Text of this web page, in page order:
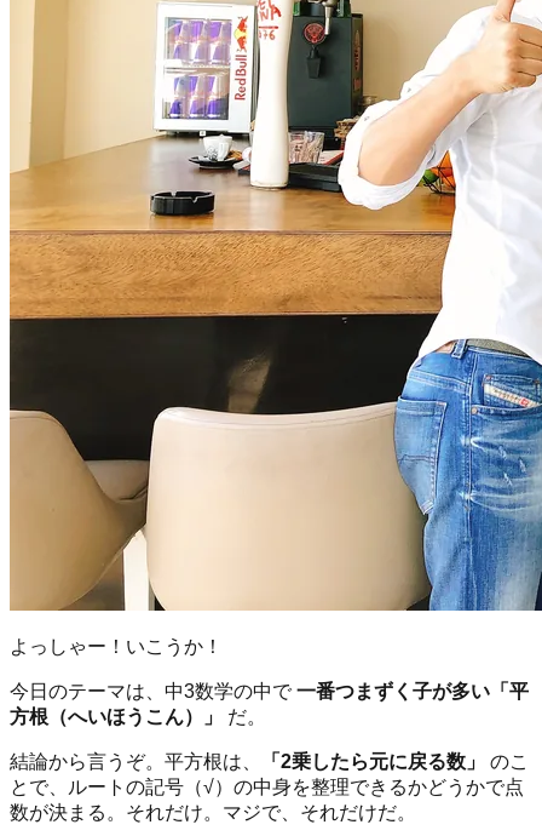
よっしゃー！いこうか！
今日のテーマは、中3数学の中で一番つまずく子が多い「平
方根（へいほうこん）」
だ。
結論から言うぞ。平方根は、 「2乗したら元に戻る数」
のこ
とで、ルートの記号（√）の中身を整理できるかどうかで点
数が決まる。それだけ。マジで、それだけだ。